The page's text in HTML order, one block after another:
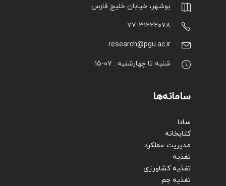
بوشهر، خیابان خلیج فارس
۷۷-۳۱۲۲۲۰۷۸
research@pgu.ac.ir
شنبه تا چهارشنبه : ۰۷-۱۵
سامانه‌ها
سادا
کتابخانه
مدیریت عملکرد
تغذیه
تغذیه کشاورزی
تغذیه جم